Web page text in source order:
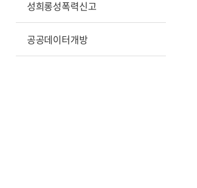
성희롱성폭력신고
공공데이터개방